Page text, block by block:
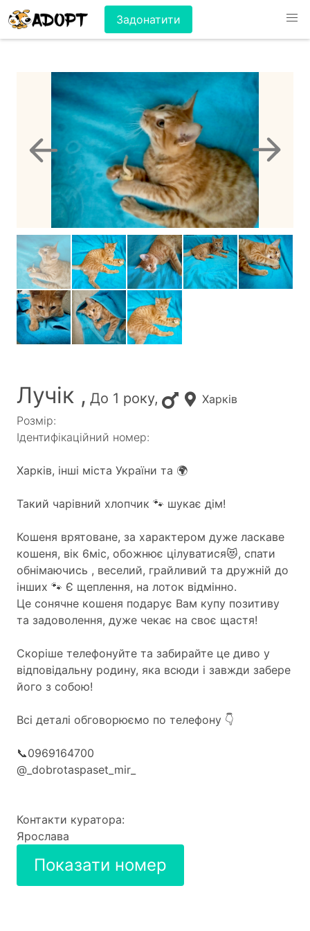
Задонатити
Лучік , До 1 року,
Харків
Розмір:
Ідентифікаційний номер:
Харків, інші міста України та 🌍
Такий чарівний хлопчик 🐾 шукає дім!
Кошеня врятоване, за характером дуже ласкаве
кошеня, вік 6міс, обожнює цілуватися😻, спати
обнімаючись , веселий, грайливий та дружній до
інших 🐾 Є щеплення, на лоток відмінно.
Це сонячне кошеня подарує Вам купу позитиву
та задоволення, дуже чекає на своє щастя!
Скоріше телефонуйте та забирайте це диво у
відповідальну родину, яка всюди і завжди забере
його з собою!
Всі деталі обговорюємо по телефону 👇
📞0969164700
@_dobrotaspaset_mir_
Контакти куратора:
Ярослава
Показати номер